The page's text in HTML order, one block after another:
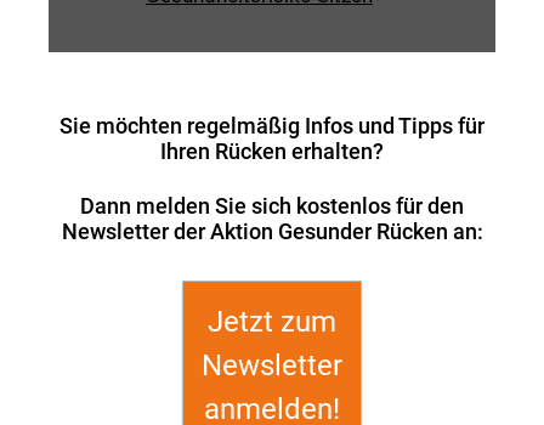
Sie möchten regelmäßig Infos und Tipps für
Ihren Rücken erhalten?
Dann melden Sie sich kostenlos für den
Newsletter der Aktion Gesunder Rücken an:
Jetzt zum
Newsletter
anmelden!